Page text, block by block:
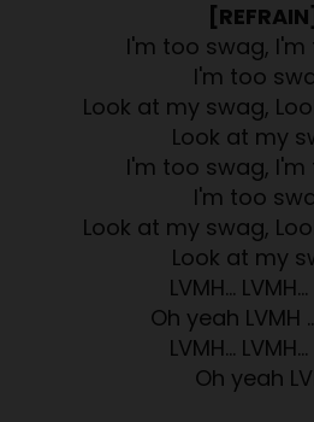
I'm too swag,
I'm too
Look at my swag,
Look at my
I'm too swag,
I'm too
Look at my swag,
Look at my
LVMH… LVMH…
Oh yeah LVMH
LVMH… LVMH…
Oh yeah